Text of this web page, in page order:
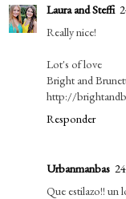
Laura and Steffi
Really nice!
Lot's of love
Bright and
http://
Responder
Urbanmanbas
Que estilazo!! un